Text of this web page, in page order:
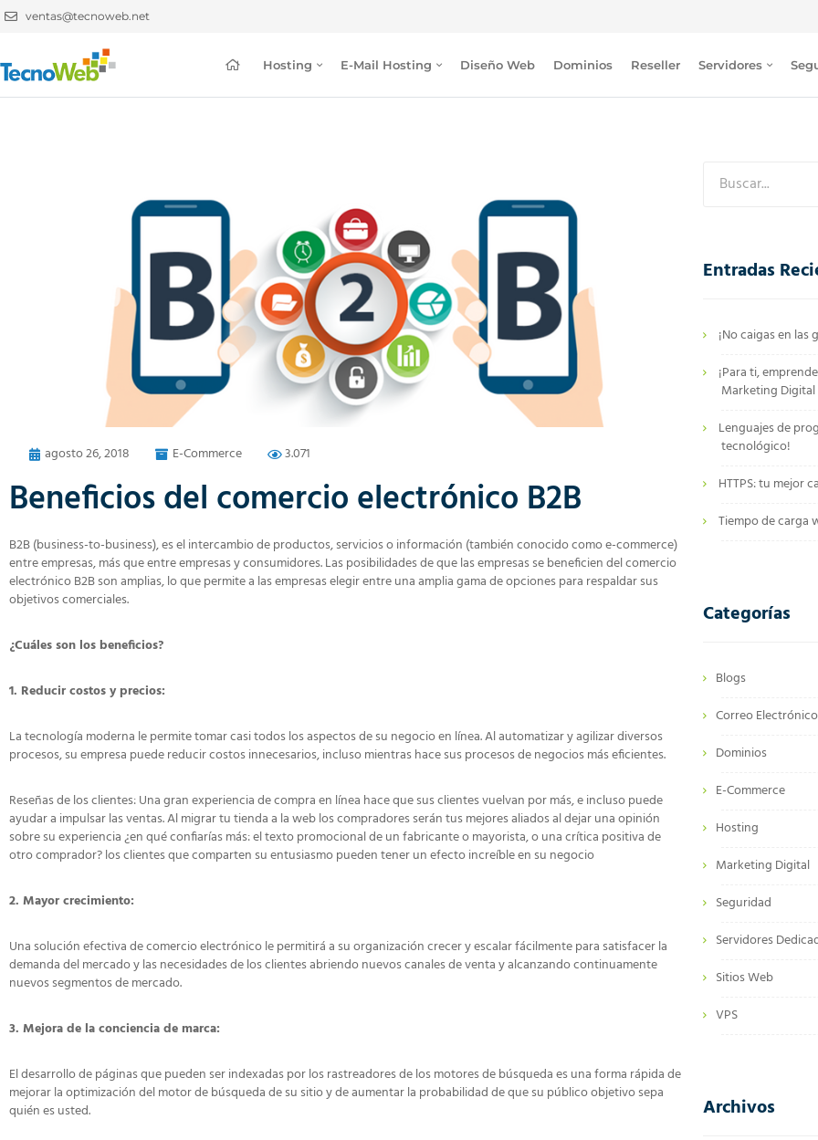
ventas@tecnoweb.net
Hosting E-Mail Hosting Diseño Web Dominios Reseller Servidores
agosto 26, 2018 E-Commerce 3.071
Beneficios del comercio electrónico B2B
B2B (business-to-business), es el intercambio de productos, servicios o información (también conocido como e-commerce)
entre empresas, más que entre empresas y consumidores. Las posibilidades de que las empresas se beneficien del comercio
electrónico B2B son amplias, lo que permite a las empresas elegir entre una amplia gama de opciones para respaldar sus
objetivos comerciales.
¿Cuáles son los beneficios?
1. Reducir costos y precios:
La tecnología moderna le permite tomar casi todos los aspectos de su negocio en línea. Al automatizar y agilizar diversos
procesos, su empresa puede reducir costos innecesarios, incluso mientras hace sus procesos de negocios más eficientes.
Reseñas de los clientes: Una gran experiencia de compra en línea hace que sus clientes vuelvan por más, e incluso puede
ayudar a impulsar las ventas. Al migrar tu tienda a la web los compradores serán tus mejores aliados al dejar una opinión
sobre su experiencia ¿en qué confiarías más: el texto promocional de un fabricante o mayorista, o una crítica positiva de
otro comprador? los clientes que comparten su entusiasmo pueden tener un efecto increíble en su negocio
2. Mayor crecimiento:
Una solución efectiva de comercio electrónico le permitirá a su organización crecer y escalar fácilmente para satisfacer la
demanda del mercado y las necesidades de los clientes abriendo nuevos canales de venta y alcanzando continuamente
nuevos segmentos de mercado.
3. Mejora de la conciencia de marca:
El desarrollo de páginas que pueden ser indexadas por los rastreadores de los motores de búsqueda es una forma rápida de
mejorar la optimización del motor de búsqueda de su sitio y de aumentar la probabilidad de que su público objetivo sepa
quién es usted.
Entradas
¡No caigas en
¡Para ti,
Marketing Digital
Lenguajes de
tecnológico!
HTTPS: tu mejor
Tiempo de carga
Categorías
Blogs
Correo Electrónico
Dominios
E-Commerce
Hosting
Marketing Digital
Seguridad
Servidores
Sitios Web
VPS
Archivos